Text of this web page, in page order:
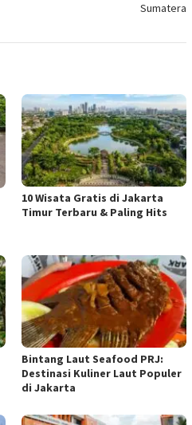
Sumatera
10 Wisata Gratis di Jakarta
Timur Terbaru & Paling Hits
Bintang Laut Seafood PRJ:
Destinasi Kuliner Laut Populer
di Jakarta